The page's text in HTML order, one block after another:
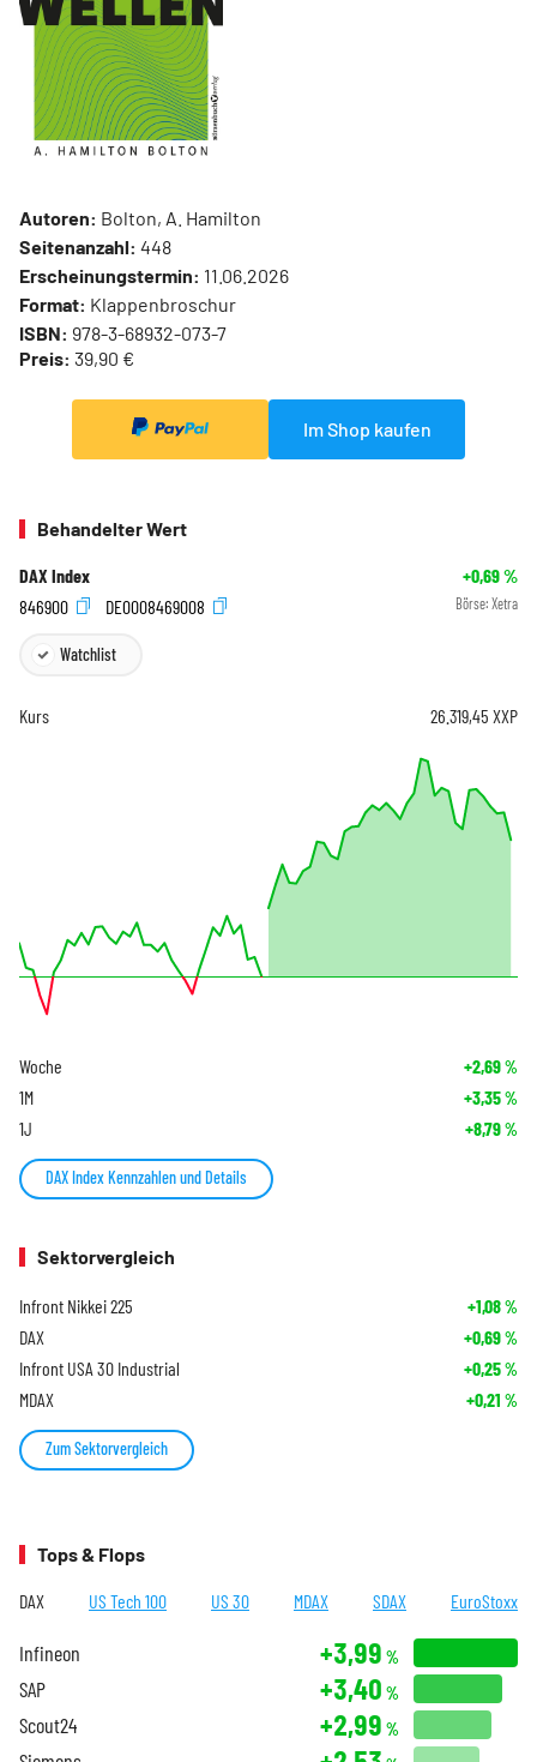
Autoren: Bolton, A. Hamilton
Seitenanzahl: 448
Erscheinungstermin: 11.06.2026
Format: Klappenbroschur
ISBN: 978-3-68932-073-7
Preis: 39,90 €
Im Shop kaufen
Behandelter Wert
DAX Index +0,69%
846900
DE0008469008 Börse: Xetra
Watchlist
Kurs 26.319,45 XXP
Woche +2,69%
1M +3,35%
1J +8,79%
DAX Index Kennzahlen und Details
Sektorvergleich
Infront Nikkei 225 +1,08%
DAX +0,69%
Infront USA 30 Industrial +0,25%
MDAX +0,21 %
Zum Sektorvergleich
Tops & Flops
DAX US Tech 100 US 30 MDAX SDAX EuroStoxx
Infineon +3,99 %
SAP +3,40 %
Scout24 +2,99 %